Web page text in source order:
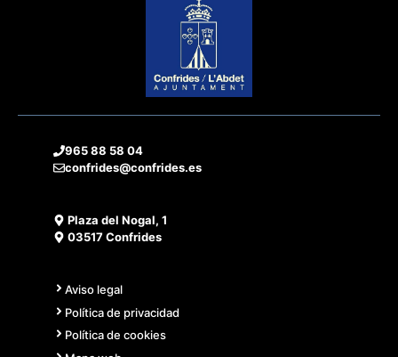
965 88 58 04
confrides@confrides.es
Plaza del Nogal, 1
03517 Confrides
Aviso legal
Política de privacidad
Política de cookies